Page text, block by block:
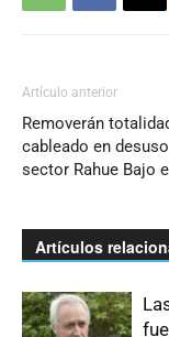
Artículo anterior
Removerán
cableado en desuso
sector Rahue Bajo
Artículos